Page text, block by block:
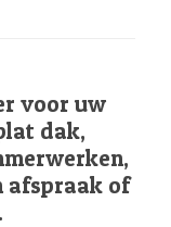
voor uw
dak,
afspraak of